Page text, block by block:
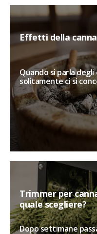
Effetti della
Quando si parla
solitamente ci si
Trimmer per
quale scegliere?
Dopo settimane